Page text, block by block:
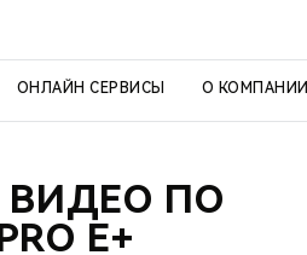
ОНЛАЙН СЕРВИСЫ О КОМПАНИИ
ВИДЕО ПО
E+